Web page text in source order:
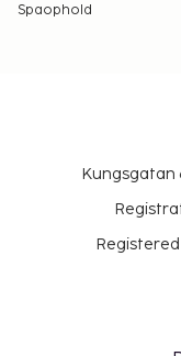
Spaophold
Kungsgatan